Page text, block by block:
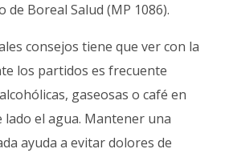
de Boreal Salud (MP 1086).
consejos tiene que ver con la
los partidos es frecuente
gaseosas o café en
lado el agua. Mantener una
ayuda a evitar dolores de